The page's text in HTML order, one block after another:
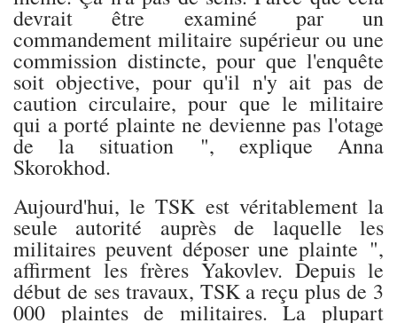
devrait être examiné par un
commandement militaire supérieur ou une
commission distincte, pour que l'enquête
soit objective, pour qu'il n'y ait pas de
caution circulaire, pour que le militaire
qui a porté plainte ne devienne pas l'otage
de la situation ", explique Anna
Skorokhod.
Aujourd'hui, le TSK est véritablement la
seule autorité auprès de laquelle les
militaires peuvent déposer une plainte ",
affirment les frères Yakovlev. Depuis le
début de ses travaux, TSK a reçu plus de 3
000 plaintes de militaires. La plupart